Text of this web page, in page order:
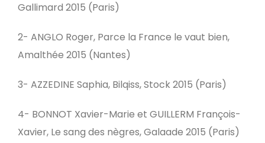
Gallimard 2015 (Paris)
2- ANGLO Roger, Parce la France le vaut bien,
Amalthée 2015 (Nantes)
3- AZZEDINE Saphia, Bilqiss, Stock 2015 (Paris)
4- BONNOT Xavier-Marie et GUILLERM François-
Xavier, Le sang des nègres, Galaade 2015 (Paris)